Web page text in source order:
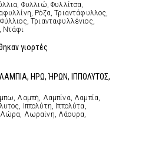
Φυλλιώ, Φυλλίτσα,
Ρόζα, Τριαντάφυλλος,
Τριανταφυλλένιος,
Ντάφι
γιορτές
ΗΡΩ, ΉΡΩΝ, ΙΠΠΟΛΥΤΟΣ,
Λαμπή, Λαμπίνα, Λαμπία,
Ιππολύτη, Ιππολύτα,
Λώρα, Λωραίνη, Λάουρα,